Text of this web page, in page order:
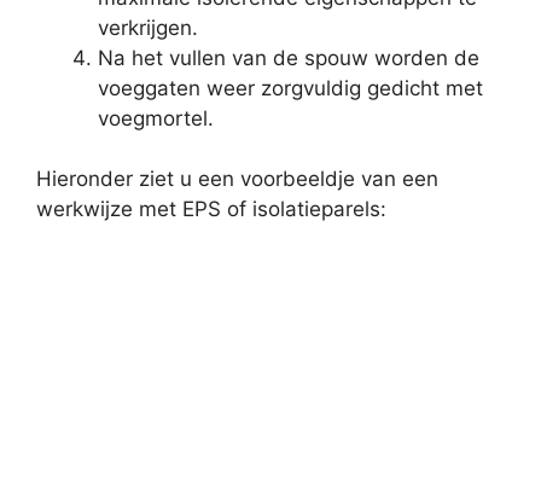
verkrijgen.
Na het vullen van de spouw worden de
voeggaten weer zorgvuldig gedicht met
voegmortel.
Hieronder ziet u een voorbeeldje van een
werkwijze met EPS of isolatieparels: